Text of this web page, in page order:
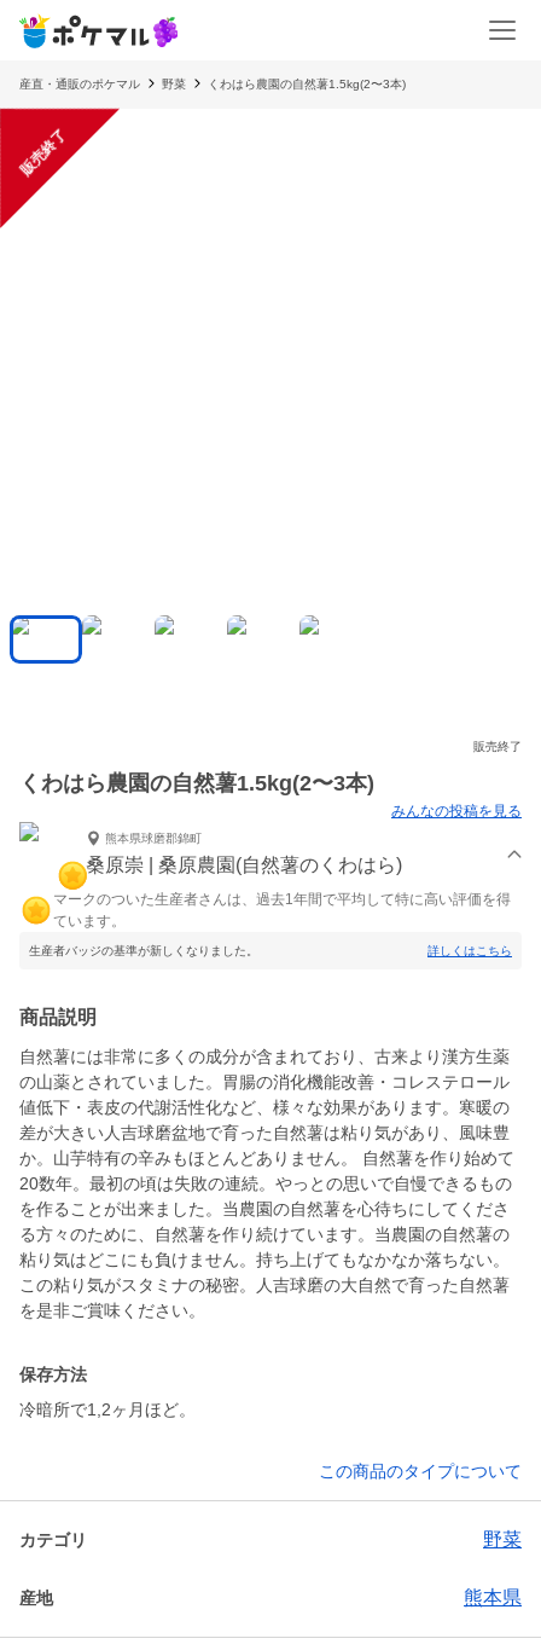
産直・通販のポケマル 野菜 くわはら農園の自然薯1.5kg(2〜3本)
販売終了
販売終了
くわはら農園の自然薯1.5kg(2〜3本)
みんなの投稿を見る
熊本県球磨郡錦町
桑原崇 | 桑原農園(自然薯のくわはら)
マークのついた生産者さんは、過去1年間で平均して特に高い評価を得
ています。
生産者バッジの基準が新しくなりました。 詳しくはこちら
商品説明
自然薯には非常に多くの成分が含まれており、古来より漢方生薬
の山薬とされていました。胃腸の消化機能改善・コレステロール
値低下・表皮の代謝活性化など、様々な効果があります。寒暖の
差が大きい人吉球磨盆地で育った自然薯は粘り気があり、風味豊
か。山芋特有の辛みもほとんどありません。 自然薯を作り始めて
20数年。最初の頃は失敗の連続。やっとの思いで自慢できるもの
を作ることが出来ました。当農園の自然薯を心待ちにしてくださ
る方々のために、自然薯を作り続けています。当農園の自然薯の
粘り気はどこにも負けません。持ち上げてもなかなか落ちない。
この粘り気がスタミナの秘密。人吉球磨の大自然で育った自然薯
を是非ご賞味ください。
保存方法
冷暗所で1,2ヶ月ほど。
この商品のタイプについて
カテゴリ 野菜
産地 熊本県